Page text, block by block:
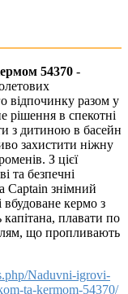
54370 -
відпочинку разом у
рішення в спекотні
з дитиною в басейн
захистити ніжну
З цієї
та безпечні
Captain знімний
вбудоване кермо з
плавати по
що пропливають
Naduvni-igrovi-
ta-kermom-54370/